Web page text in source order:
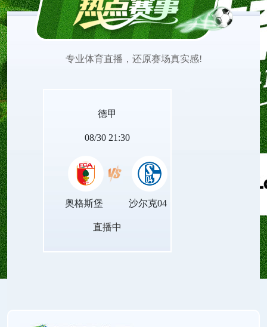
观看，多条线路灵活切换。平台持续同步赛程变动
专业体育直播，还原赛场真实感!
德甲
08/30 21:30
奥格斯堡 沙尔克04
直播中